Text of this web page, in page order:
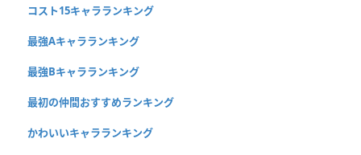
コスト15キャラランキング
最強Aキャラランキング
最強Bキャラランキング
最初の仲間おすすめランキング
かわいいキャラランキング